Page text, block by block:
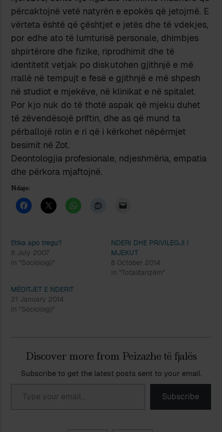
përcaktojnë vetë natyrën e epokës që jetojmë. E
vërteta është që çështjet e jetës dhe të vdekjes,
por edhe ato të lumturisë personale, dhimbjes
shpirtërore dhe fizike, riprodhimit dhe të
identitetit vetjak po diskutohen gjithnjë e më
rrallë në tempujt e fesë e gjithnjë e më shpesh
në studiot e mjekëve, në klinikat e në spitalet.
Por kjo nuk do të thotë aspak që mjeku duhet
të zëvendësojë priftin, dhe as që mund ta
përballojë rolin e ri që i kërkohet nëpërmjet
besimit në Zot.
Deontologjia profesionale, ndjeshmëria, empatia
dhe përkora mjaftojnë.
Ndaje:
Etika apo tregu?
8 July 2007
In "Sociologji"
NDERI DHE PRIVILEGJI I
MJEKUT
8 October 2014
In "Totalitarizëm"
MËDITJET E NDERIT
21 January 2014
In "Sociologji"
Discover more from Peizazhe të fjalës
Subscribe to get the latest posts sent to your email.
Type your email…
Subscribe